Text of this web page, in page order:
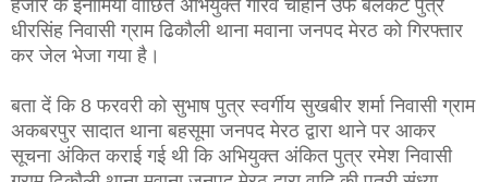
हजार के इनामियां वांछित अभियुक्त गौरव चौहान उर्फ बलकट पुत्र
धीरसिंह निवासी ग्राम ढिकौली थाना मवाना जनपद मेरठ को गिरफ्तार
कर जेल भेजा गया है।
बता दें कि 8 फरवरी को सुभाष पुत्र स्वर्गीय सुखबीर शर्मा निवासी ग्राम
अकबरपुर सादात थाना बहसूमा जनपद मेरठ द्वारा थाने पर आकर
सूचना अंकित कराई गई थी कि अभियुक्त अंकित पुत्र रमेश निवासी